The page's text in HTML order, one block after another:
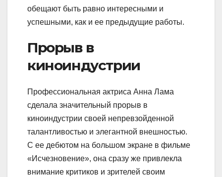
обещают быть равно интересными и
успешными, как и ее предыдущие работы.
Прорыв в
киноиндустрии
Профессиональная актриса Анна Лама
сделала значительный прорыв в
киноиндустрии своей непревзойденной
талантливостью и элегантной внешностью.
С ее дебютом на большом экране в фильме
«Исчезновение», она сразу же привлекла
внимание критиков и зрителей своим